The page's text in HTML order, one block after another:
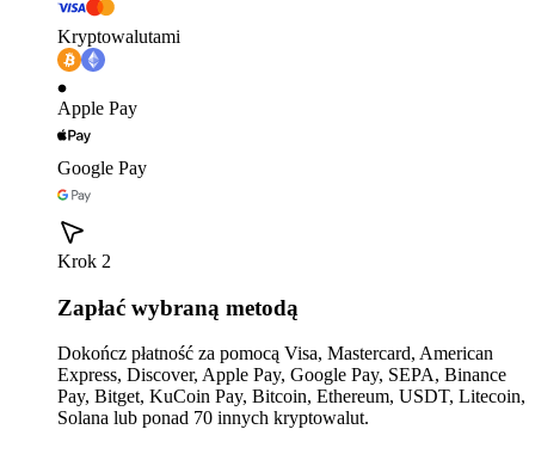
Kryptowalutami
Apple Pay
Google Pay
Krok 2
Zapłać wybraną metodą
Dokończ płatność za pomocą Visa, Mastercard, American
Express, Discover, Apple Pay, Google Pay, SEPA, Binance
Pay, Bitget, KuCoin Pay, Bitcoin, Ethereum, USDT, Litecoin,
Solana lub ponad 70 innych kryptowalut.